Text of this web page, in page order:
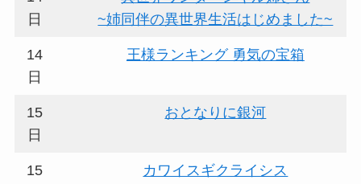
日
~姉同伴の異世界生活はじめました~
14
日
王様ランキング 勇気の宝箱
15
日
おとなりに銀河
15
カワイスギクライシス